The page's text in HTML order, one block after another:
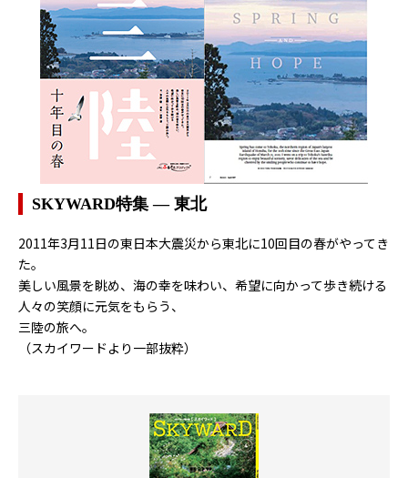
SKYWARD特集 ― 東北
2011年3月11日の東日本大震災から東北に10回目の春がやってき
た。
美しい風景を眺め、海の幸を味わい、希望に向かって歩き続ける
人々の笑顔に元気をもらう、
三陸の旅へ。
（スカイワードより一部抜粋）